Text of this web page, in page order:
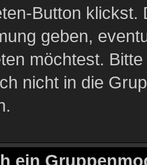
Button
geben,
möchtest.
nicht in die
ein